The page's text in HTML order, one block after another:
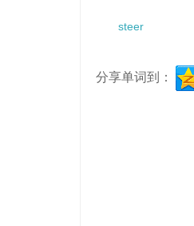
steer
分享单词到：